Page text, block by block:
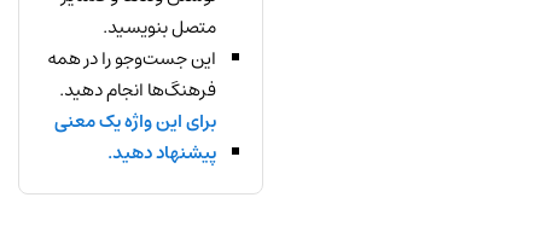
متصل بنویسید.
این جست‌وجو را در همه
فرهنگ‌ها انجام دهید.
برای این واژه یک معنی
پیشنهاد دهید.